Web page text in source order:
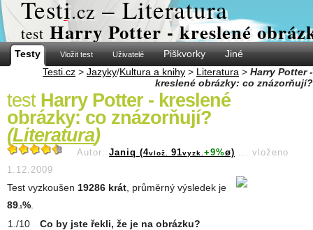
Testi.cz – Literatura
test Harry Potter - kreslené
Testy Vložit test Uživatelé Piškvorky
Jiné
Testi.cz > Jazyky/Kultura a knihy > Literatura > Harry Potter -
kreslené obrázky: co znázorňují?
test Harry Potter - kreslené
obrázky: co znázorňují?
(Literatura)
Autor: Janiq (4vlož. 91vyzk. +9%ø) ... vloženo
1.12.2009
Test vyzkoušen 19286 krát , průměrný výsledek je
89 .1 %
Co by jste řekli, že je na obrázku?